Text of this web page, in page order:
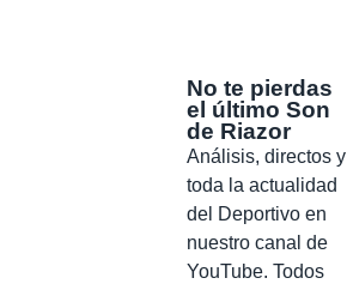
No te pierdas
el último Son
de Riazor
Análisis, directos y
toda la actualidad
del Deportivo en
nuestro canal de
YouTube. Todos